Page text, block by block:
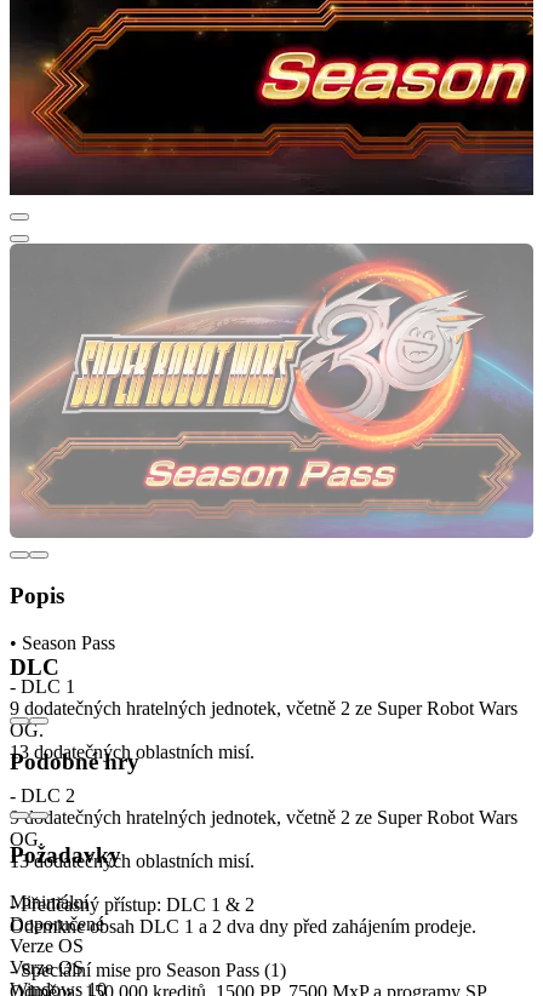
Popis
• Season Pass
- DLC 1
9 dodatečných hratelných jednotek, včetně 2 ze Super Robot Wars
OG.
13 dodatečných oblastních misí.
- DLC 2
9 dodatečných hratelných jednotek, včetně 2 ze Super Robot Wars
OG.
13 dodatečných oblastních misí.
- Předčasný přístup: DLC 1 & 2
Odemkne obsah DLC 1 a 2 dva dny před zahájením prodeje.
- Speciální mise pro Season Pass (1)
Odměna: 150 000 kreditů, 1500 PP, 7500 MxP a programy SP
DLC
Podobné hry
Požadavky
Minimální
Doporučené
Verze OS
Verze OS
Windows 10